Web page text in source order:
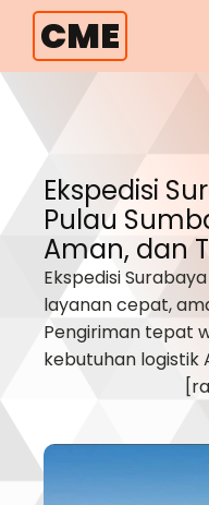
CME
Ekspedisi
Pulau
Aman, dan
Ekspedisi Surabaya
layanan cepat,
Pengiriman tepat
kebutuhan logistik